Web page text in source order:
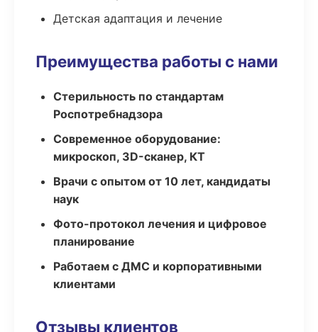
Детская адаптация и лечение
Преимущества работы с нами
Стерильность по стандартам
Роспотребнадзора
Современное оборудование:
микроскоп, 3D-сканер, КТ
Врачи с опытом от 10 лет, кандидаты
наук
Фото-протокол лечения и цифровое
планирование
Работаем с ДМС и корпоративными
клиентами
Отзывы клиентов